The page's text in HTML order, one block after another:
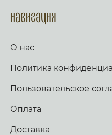
Навигация
О нас
Политика
Пользовательское
Оплата
Доставка